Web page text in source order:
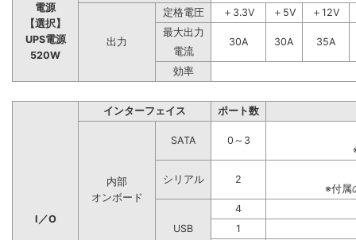
電源
【選択】
UPS電源
520W
出力
定格電圧 ＋3.3V ＋5V
＋12V
最大出力
30A
30A
35A
電流
効率
I／O
インターフェイス ポート数
内部
オンボード
SATA
0～3
シリアル
2
※付属
USB
4
1